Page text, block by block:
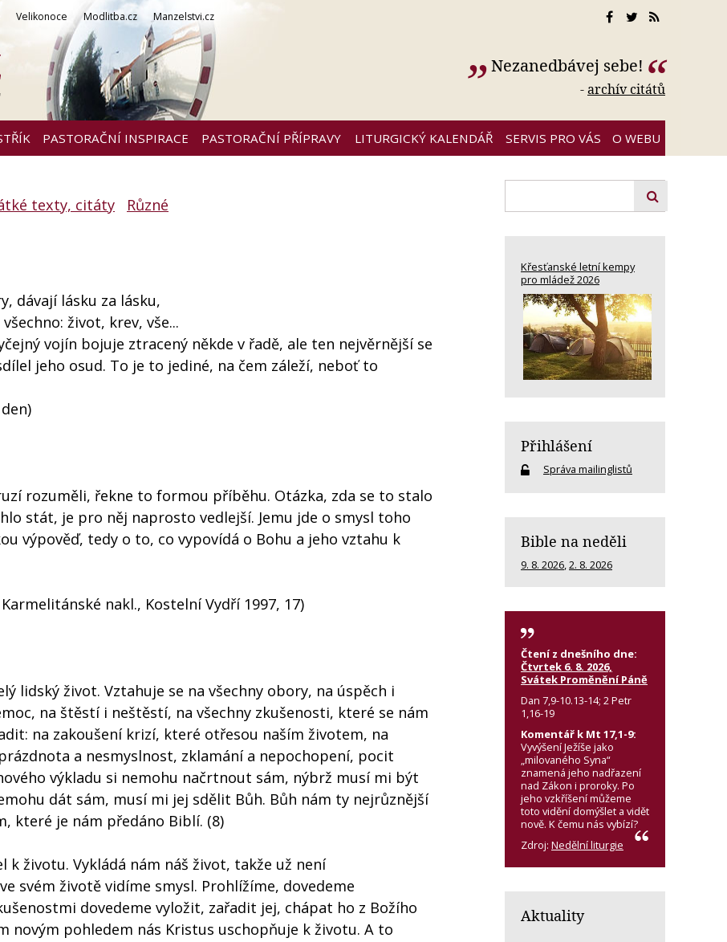
Velikonoce Modlitba.cz Manzelstvi.cz
Nezanedbávej sebe!
-archív citátů
PASTORAČNÍ INSPIRACE PASTORAČNÍ PŘÍPRAVY LITURGICKÝ KALENDÁŘ SERVIS PRO VÁS O WEBU
texty, citáty Různé
dávají lásku za lásku,
život, krev, vše...
vojín bojuje ztracený někde v řadě, ale ten nejvěrnější se
jeho osud. To je to jediné, na čem záleží, neboť to
rozuměli, řekne to formou příběhu. Otázka, zda se to stalo
stát, je pro něj naprosto vedlejší. Jemu jde o smysl toho
výpověď, tedy o to, co vypovídá o Bohu a jeho vztahu k
nakl., Kostelní Vydří 1997, 17)
lidský život. Vztahuje se na všechny obory, na úspěch i
na štěstí i neštěstí, na všechny zkušenosti, které se nám
na zakoušení krizí, které otřesou naším životem, na
a nesmyslnost, zklamání a nepochopení, pocit
výkladu si nemohu načrtnout sám, nýbrž musí mi být
dát sám, musí mi jej sdělit Bůh. Bůh nám ty nejrůznější
které je nám předáno Biblí. (8)
k životu. Vykládá nám náš život, takže už není
svém životě vidíme smysl. Prohlížíme, dovedeme
dovedeme vyložit, zařadit jej, chápat ho z Božího
novým pohledem nás Kristus uschopňuje k životu. A to
Křesťanské letní kempy
pro mládež 2026
Přihlášení
Správa mailinglistů
Bible na neděli
9. 8. 2026 2. 8. 2026
Čtení z dnešního dne:
Čtvrtek 6. 8. 2026,
Svátek Proměnění Páně
Dan 7,9-10.13-14; 2 Petr
1,16-19
Komentář k Mt 17,1-9:
Vyvýšení Ježíše jako
„milovaného Syna“
znamená jeho nadřazení
nad Zákon i proroky. Po
jeho vzkříšení můžeme
toto vidění domýšlet a vidět
nově. K čemu nás vybízí?
Zdroj: Nedělní liturgie
Aktuality